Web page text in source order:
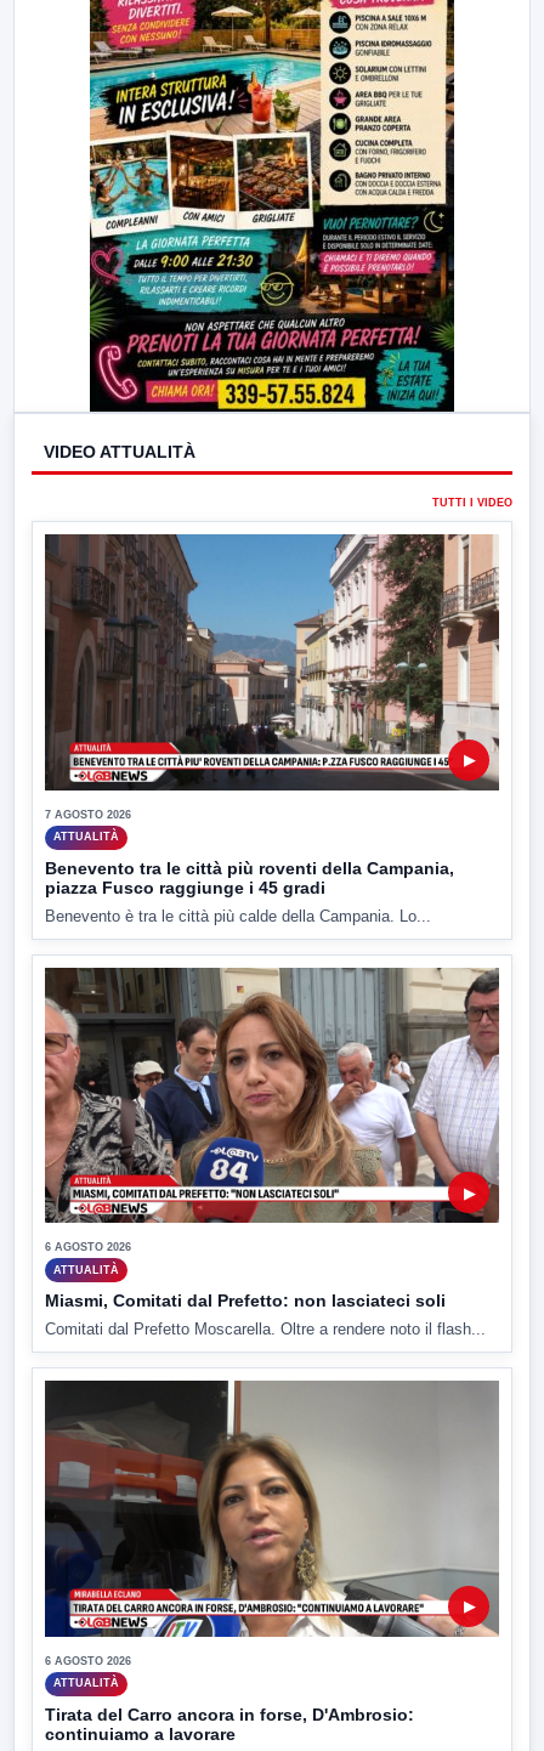
VIDEO ATTUALITÀ
TUTTI I VIDEO
▶
7 AGOSTO 2026
ATTUALITÀ
Benevento tra le città più roventi della Campania,
piazza Fusco raggiunge i 45 gradi
Benevento è tra le città più calde della Campania. Lo...
▶
6 AGOSTO 2026
ATTUALITÀ
Miasmi, Comitati dal Prefetto: non lasciateci soli
Comitati dal Prefetto Moscarella. Oltre a rendere noto il flash...
▶
6 AGOSTO 2026
ATTUALITÀ
Tirata del Carro ancora in forse, D'Ambrosio:
continuiamo a lavorare